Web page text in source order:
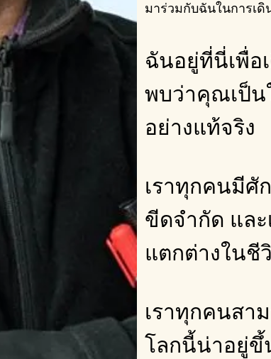
มาร่วมกับฉันในการเ
ฉันอยู่ที่นี่เพื่
พบว่าคุณเป็น
อย่างแท้จริง
เราทุกคนมีศั
ขีดจำกัด แล
แตกต่างในชี
เราทุกคนสา
โลกนี้น่าอยู่ขึ้